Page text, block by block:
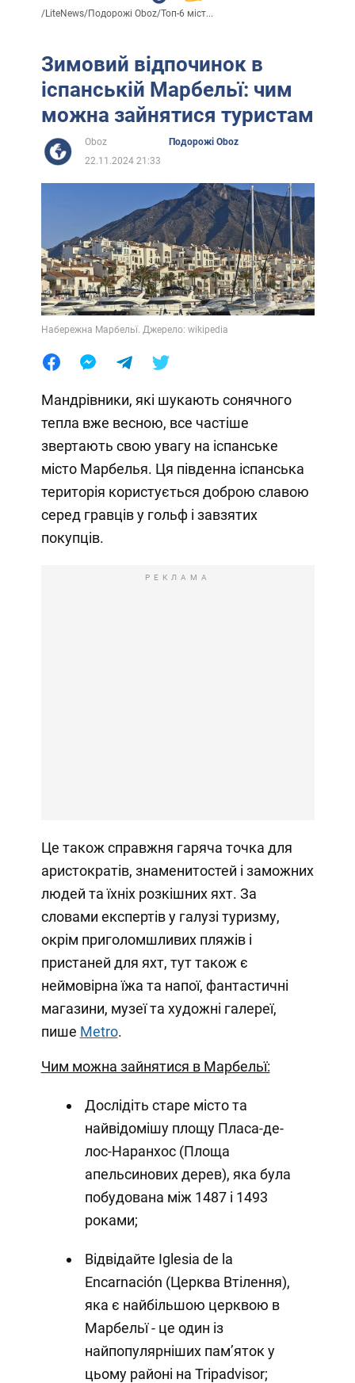
/LiteNews/Подорожі Oboz/Топ-6 міст...
Зимовий відпочинок в
іспанській Марбельї: чим
можна зайнятися туристам
Oboz
Подорожі Oboz
22.11.2024 21:33
Набережна Марбельї. Джерело: wikipedia
Мандрівники, які шукають сонячного
тепла вже весною, все частіше
звертають свою увагу на іспанське
місто Марбелья. Ця південна іспанська
територія користується доброю славою
серед гравців у гольф і завзятих
покупців.
РЕКЛАМА
Це також справжня гаряча точка для
аристократів, знаменитостей і заможних
людей та їхніх розкішних яхт. За
словами експертів у галузі туризму,
окрім приголомшливих пляжів і
пристаней для яхт, тут також є
неймовірна їжа та напої, фантастичні
магазини, музеї та художні галереї,
пише Metro.
Чим можна зайнятися в Марбельї:
Дослідіть старе місто та
найвідомішу площу Пласа-де-
лос-Наранхос (Площа
апельсинових дерев), яка була
побудована між 1487 і 1493
роками;
Відвідайте Iglesia de la
Encarnación (Церква Втілення),
яка є найбільшою церквою в
Марбельї - це один із
найпопулярніших пам’яток у
цьому районі на Tripadvisor;